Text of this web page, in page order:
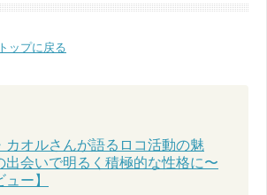
ップに戻る
カオルさんが語るロコ活動の魅
出会いで明るく積極的な性格に〜
ー】